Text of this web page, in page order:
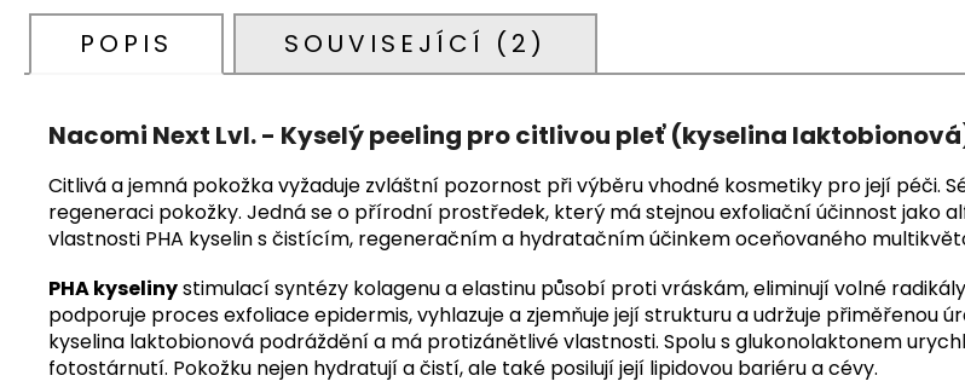
POPIS SOUVISEJÍCÍ (2)
Nacomi Next Lvl. - Kyselý peeling pro citlivou pleť (kyselina
Citlivá a jemná pokožka vyžaduje zvláštní pozornost při výběru vhodné kosmetiky pro její péči.
regeneraci pokožky. Jedná se o přírodní prostředek, který má stejnou exfoliační účinnost jako
vlastnosti PHA kyselin s čistícím, regeneračním a hydratačním účinkem oceňovaného
PHA kyselinystimulací syntézy kolagenu a elastinu působí proti vráskám, eliminují volné
podporuje proces exfoliace epidermis, vyhlazuje a zjemňuje její strukturu a udržuje přiměřenou
kyselina laktobionová podráždění a má protizánětlivé vlastnosti. Spolu s glukonolaktonem
fotostárnutí. Pokožku nejen hydratují a čistí, ale také posilují její lipidovou bariéru a cévy.